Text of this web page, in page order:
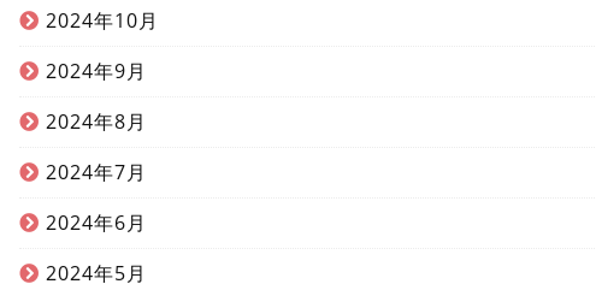
2024年10月
2024年9月
2024年8月
2024年7月
2024年6月
2024年5月